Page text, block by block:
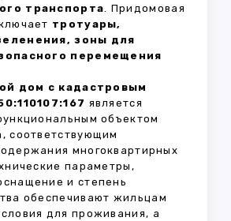
транспорта. Придомовая
тротуары,
зоны для
перемещения
дом с кадастровым
является
объектом
соответствующим
многоквартирных
параметры,
и степень
обеспечивают жильцам
для проживания, а